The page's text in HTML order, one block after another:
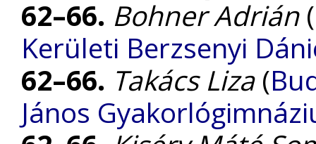
62–66. Bohner Adrián(
Kerületi Berzsenyi
62–66. Takács Liza(
János